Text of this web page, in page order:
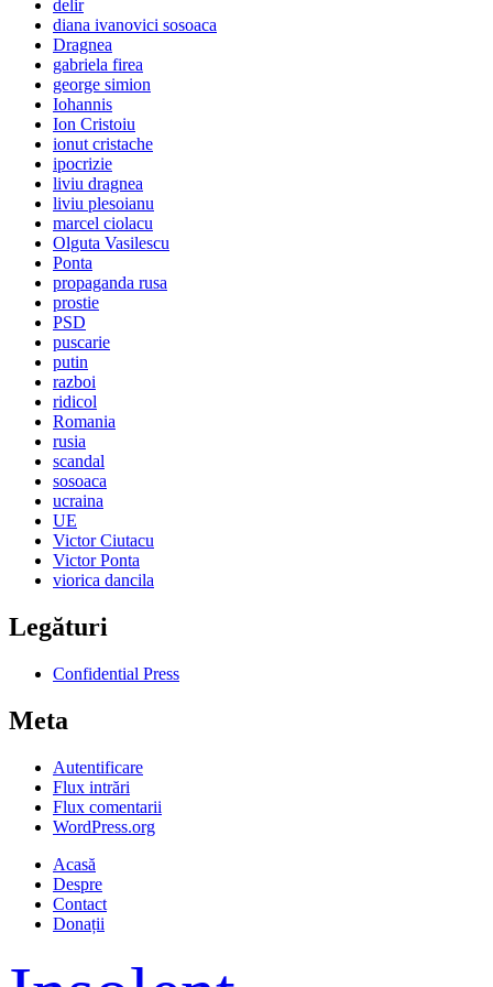
delir
diana ivanovici sosoaca
Dragnea
gabriela firea
george simion
Iohannis
Ion Cristoiu
ionut cristache
ipocrizie
liviu dragnea
liviu plesoianu
marcel ciolacu
Olguta Vasilescu
Ponta
propaganda rusa
prostie
PSD
puscarie
putin
razboi
ridicol
Romania
rusia
scandal
sosoaca
ucraina
UE
Victor Ciutacu
Victor Ponta
viorica dancila
Legături
Confidential Press
Meta
Autentificare
Flux intrări
Flux comentarii
WordPress.org
Acasă
Despre
Contact
Donații